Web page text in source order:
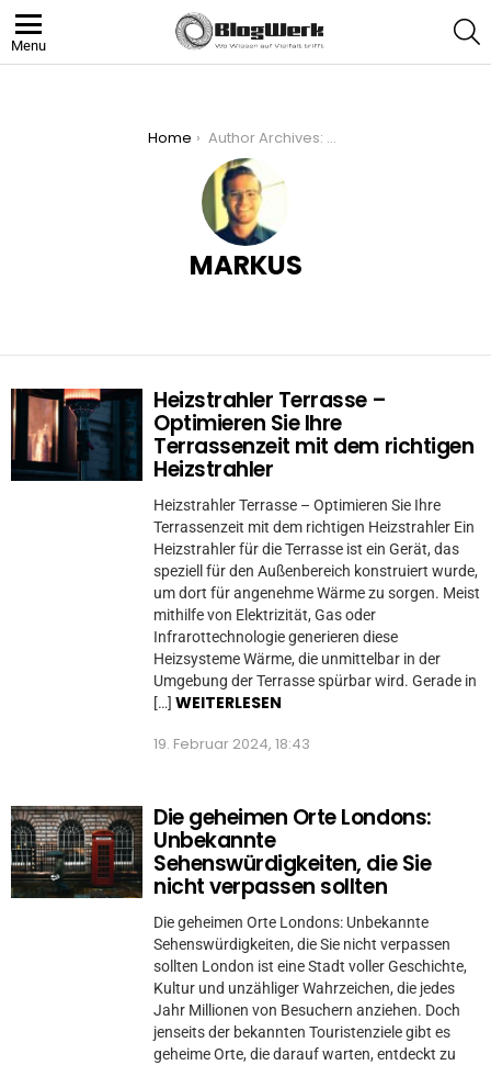
Menu
Home Author Archives: Markus
MARKUS
MORE
STORIES
Heizstrahler Terrasse –
Optimieren Sie Ihre
Terrassenzeit mit dem richtigen
Heizstrahler
Heizstrahler Terrasse – Optimieren Sie Ihre
Terrassenzeit mit dem richtigen Heizstrahler Ein
Heizstrahler für die Terrasse ist ein Gerät, das
speziell für den Außenbereich konstruiert wurde,
um dort für angenehme Wärme zu sorgen. Meist
mithilfe von Elektrizität, Gas oder
Infrarottechnologie generieren diese
Heizsysteme Wärme, die unmittelbar in der
Umgebung der Terrasse spürbar wird. Gerade in
[…] WEITERLESEN
19. Februar 2024, 18:43
Die geheimen Orte Londons:
Unbekannte
Sehenswürdigkeiten, die Sie
nicht verpassen sollten
Die geheimen Orte Londons: Unbekannte
Sehenswürdigkeiten, die Sie nicht verpassen
sollten London ist eine Stadt voller Geschichte,
Kultur und unzähliger Wahrzeichen, die jedes
Jahr Millionen von Besuchern anziehen. Doch
jenseits der bekannten Touristenziele gibt es
geheime Orte, die darauf warten, entdeckt zu